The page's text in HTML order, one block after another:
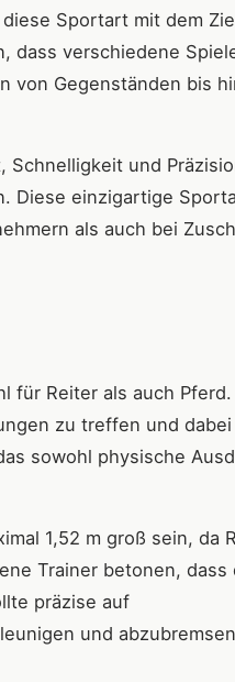
Sportart mit dem
dass verschiedene
von Gegenständen bis
Schnelligkeit und
Diese einzigartige
als auch bei
für Reiter als auch
zu treffen und dabei
sowohl physische
1,52 m groß sein, da
Trainer betonen, dass
präzise auf
und